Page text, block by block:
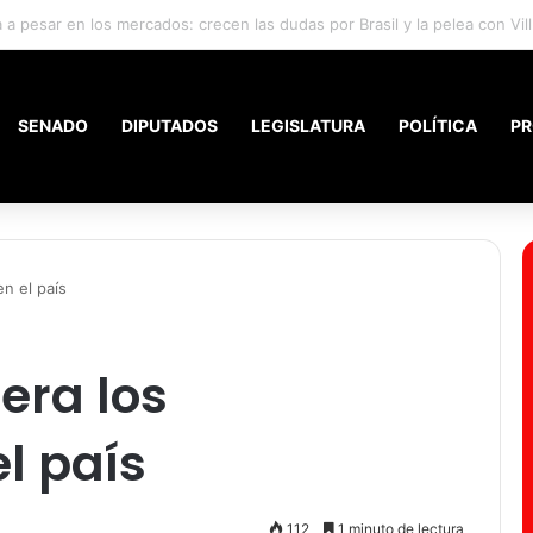
los inquilinos con la nueva ley de Propiedad Privada
SENADO DIPUTADOS LEGISLATURA POLÍTICA
el país
los
país
112 1 minuto de lectura